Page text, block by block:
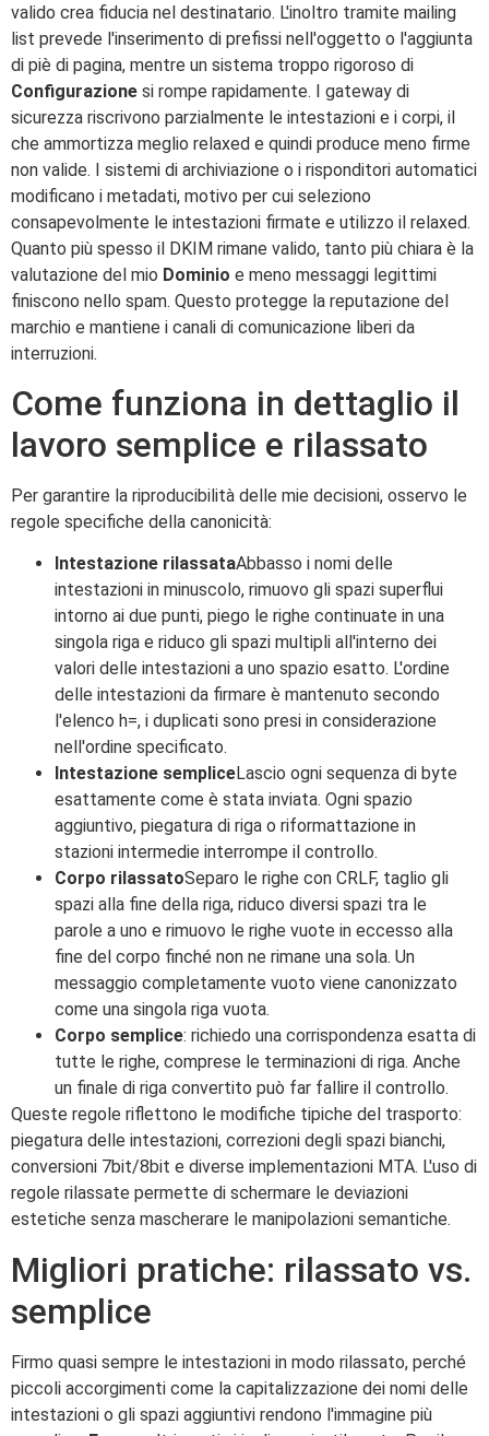
valido crea fiducia nel destinatario. L'inoltro tramite mailing
list prevede l'inserimento di prefissi nell'oggetto o l'aggiunta
di piè di pagina, mentre un sistema troppo rigoroso di
Configurazione si rompe rapidamente. I gateway di
sicurezza riscrivono parzialmente le intestazioni e i corpi, il
che ammortizza meglio relaxed e quindi produce meno firme
non valide. I sistemi di archiviazione o i risponditori automatici
modificano i metadati, motivo per cui seleziono
consapevolmente le intestazioni firmate e utilizzo il relaxed.
Quanto più spesso il DKIM rimane valido, tanto più chiara è la
valutazione del mio Dominio e meno messaggi legittimi
finiscono nello spam. Questo protegge la reputazione del
marchio e mantiene i canali di comunicazione liberi da
interruzioni.
Come funziona in dettaglio il
lavoro semplice e rilassato
Per garantire la riproducibilità delle mie decisioni, osservo le
regole specifiche della canonicità:
Intestazione rilassataAbbasso i nomi delle
intestazioni in minuscolo, rimuovo gli spazi superflui
intorno ai due punti, piego le righe continuate in una
singola riga e riduco gli spazi multipli all'interno dei
valori delle intestazioni a uno spazio esatto. L'ordine
delle intestazioni da firmare è mantenuto secondo
l'elenco h=, i duplicati sono presi in considerazione
nell'ordine specificato.
Intestazione sempliceLascio ogni sequenza di byte
esattamente come è stata inviata. Ogni spazio
aggiuntivo, piegatura di riga o riformattazione in
stazioni intermedie interrompe il controllo.
Corpo rilassatoSeparo le righe con CRLF, taglio gli
spazi alla fine della riga, riduco diversi spazi tra le
parole a uno e rimuovo le righe vuote in eccesso alla
fine del corpo finché non ne rimane una sola. Un
messaggio completamente vuoto viene canonizzato
come una singola riga vuota.
Corpo semplice: richiedo una corrispondenza esatta di
tutte le righe, comprese le terminazioni di riga. Anche
un finale di riga convertito può far fallire il controllo.
Queste regole riflettono le modifiche tipiche del trasporto:
piegatura delle intestazioni, correzioni degli spazi bianchi,
conversioni 7bit/8bit e diverse implementazioni MTA. L'uso di
regole rilassate permette di schermare le deviazioni
estetiche senza mascherare le manipolazioni semantiche.
Migliori pratiche: rilassato vs.
semplice
Firmo quasi sempre le intestazioni in modo rilassato, perché
piccoli accorgimenti come la capitalizzazione dei nomi delle
intestazioni o gli spazi aggiuntivi rendono l'immagine più